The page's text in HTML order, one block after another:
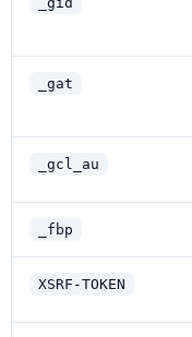
_gat
_gcl_au
_fbp
XSRF-TOKEN